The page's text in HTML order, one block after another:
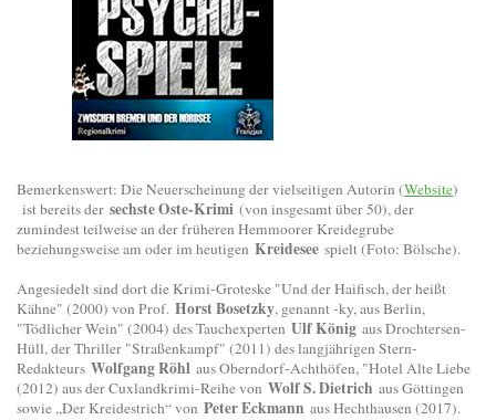
Bemerkenswert: Die Neuerscheinung der vielseitigen Autorin (Website)
ist bereits der sechste Oste-Krimi (von insgesamt über 50), der
zumindest teilweise an der früheren Hemmoorer Kreidegrube
beziehungsweise am oder im heutigen Kreidesee spielt (Foto: Bölsche).
Angesiedelt sind dort die Krimi-Groteske "Und der Haifisch, der heißt
Kähne" (2000) von Prof. Horst Bosetzky, genannt -ky, aus Berlin,
"Tödlicher Wein" (2004) des Tauchexperten Ulf König aus Drochtersen-
Hüll, der Thriller "Straßenkampf" (2011) des langjährigen Stern-
Redakteurs Wolfgang Röhl aus Oberndorf-Achthöfen, "Hotel Alte Liebe
(2012) aus der Cuxlandkrimi-Reihe von Wolf S. Dietrich aus Göttingen
sowie „Der Kreidestrich“ von Peter Eckmann aus Hechthausen (2017).